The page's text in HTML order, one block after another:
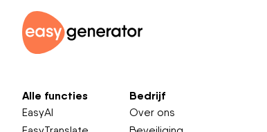
Alle functies
EasyAI
Bedrijf
Over ons